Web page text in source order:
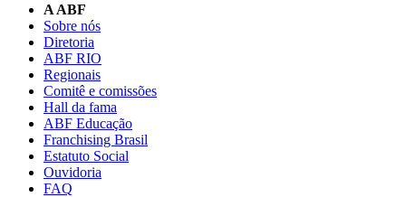
A ABF
Sobre nós
Diretoria
ABF RIO
Regionais
Comitê e comissões
Hall da fama
ABF Educação
Franchising Brasil
Estatuto Social
Ouvidoria
FAQ